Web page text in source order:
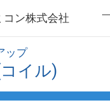
コン株式会社
ップ
イル)